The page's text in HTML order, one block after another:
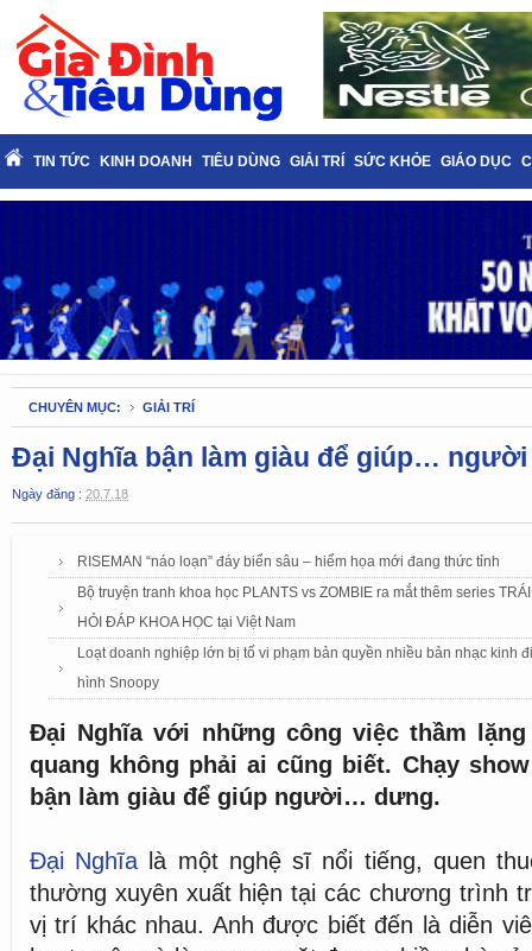
TIN TỨC KINH DOANH TIÊU DÙNG GIẢI TRÍ SỨC KHỎE GIÁO DỤC
CHUYÊN MỤC: GIẢI TRÍ
Đại Nghĩa bận làm giàu để giúp…
Ngày đăng : 20.7.18
RISEMAN “náo loạn” đáy biển sâu – hiểm họa mới đang thức tỉnh
Bộ truyện tranh khoa học PLANTS vs ZOMBIE ra mắt thêm series
HỎI ĐÁP KHOA HỌC tại Việt Nam
Loạt doanh nghiệp lớn bị tố vi phạm bản quyền nhiều bản nhạc kinh
hình Snoopy
Đại Nghĩa với những công việc thầm
quang không phải ai cũng biết. Chạy
bận làm giàu để giúp người… dưng.
Đại Nghĩa là một nghệ sĩ nổi tiếng, quen
thường xuyên xuất hiện tại các chương trình
vị trí khác nhau. Anh được biết đến là diễn